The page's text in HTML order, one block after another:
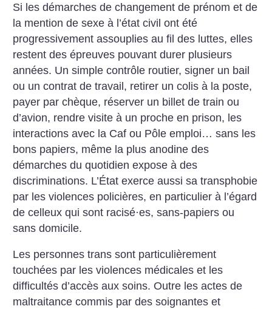
Si les démarches de changement de prénom et de
la mention de sexe à l’état civil ont été
progressivement assouplies au fil des luttes, elles
restent des épreuves pouvant durer plusieurs
années. Un simple contrôle routier, signer un bail
ou un contrat de travail, retirer un colis à la poste,
payer par chèque, réserver un billet de train ou
d’avion, rendre visite à un proche en prison, les
interactions avec la Caf ou Pôle emploi… sans les
bons papiers, même la plus anodine des
démarches du quotidien expose à des
discriminations. L’État exerce aussi sa transphobie
par les violences policières, en particulier à l’égard
de celleux qui sont racisé·es, sans-papiers ou
sans domicile.
Les personnes trans sont particulièrement
touchées par les violences médicales et les
difficultés d’accès aux soins. Outre les actes de
maltraitance commis par des soignantes et